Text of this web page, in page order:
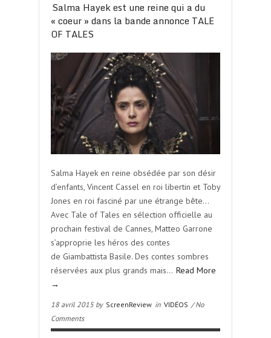
Salma Hayek est une reine qui a du
« coeur » dans la bande annonce TALE
OF TALES
Salma Hayek en reine obsédée par son désir
d’enfants, Vincent Cassel en roi libertin et Toby
Jones en roi fasciné par une étrange bête…
Avec Tale of Tales en sélection officielle au
prochain festival de Cannes, Matteo Garrone
s’approprie les héros des contes
de Giambattista Basile. Des contes sombres
réservées aux plus grands mais… Read More
→
18 avril 2015 by ScreenReview in VIDÉOS / No
Comments